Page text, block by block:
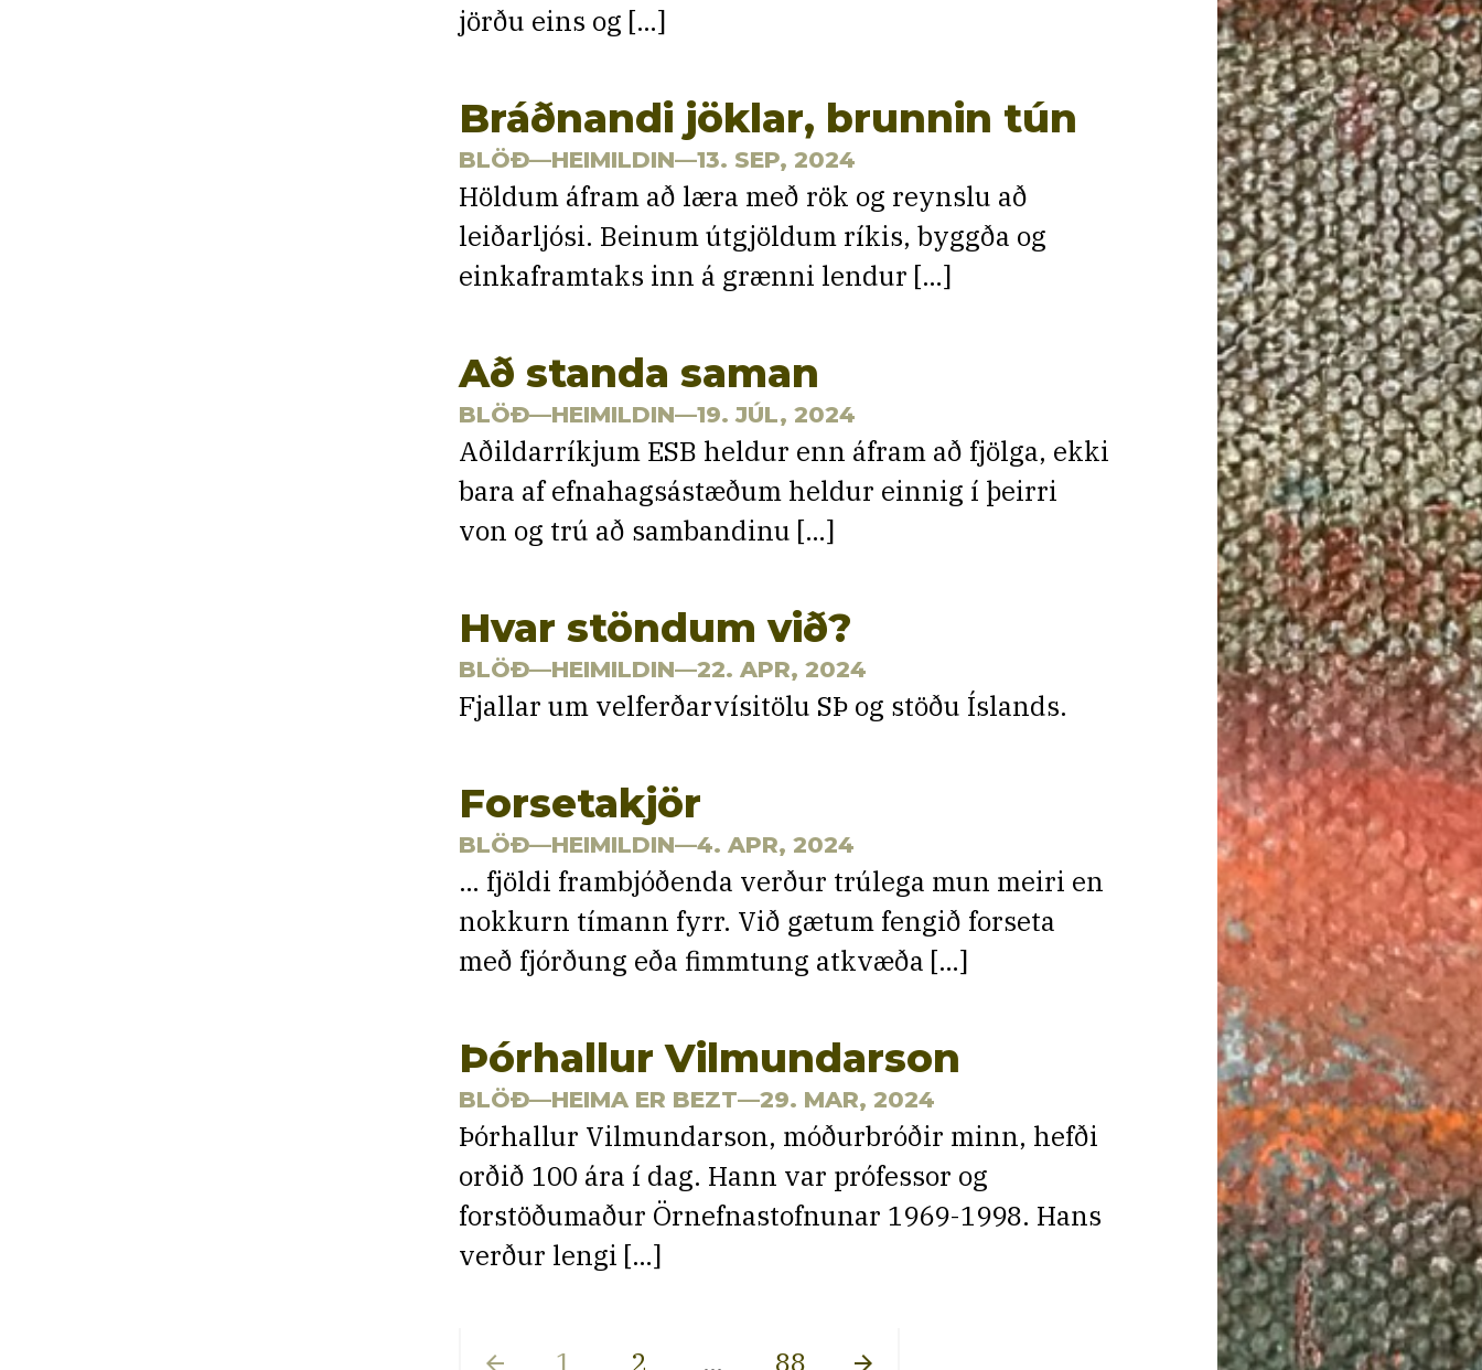
jörðu eins og […]
Bráðnandi jöklar, brunnin tún
BLÖÐ—HEIMILDIN—13. SEP, 2024
Höldum áfram að læra með rök og reynslu að
leiðarljósi. Beinum útgjöldum ríkis, byggða og
einkaframtaks inn á grænni lendur […]
Að standa saman
BLÖÐ—HEIMILDIN—19. JÚL, 2024
Að­ild­ar­ríkj­um ESB held­ur enn áfram að fjölga, ekki
bara af efna­hags­ástæð­um held­ur einnig í þeirri
von og trú að sam­band­inu […]
Hvar stöndum við?
BLÖÐ—HEIMILDIN—22. APR, 2024
Fjallar um velferðarvísitölu SÞ og stöðu Íslands.
Forsetakjör
BLÖÐ—HEIMILDIN—4. APR, 2024
… fjöldi frambjóðenda verður trúlega mun meiri en
nokkurn tímann fyrr. Við gætum fengið forseta
með fjórðung eða fimmtung atkvæða […]
Þórhallur Vilmundarson
BLÖÐ—HEIMA ER BEZT—29. MAR, 2024
Þórhallur Vilmundarson, móðurbróðir minn, hefði
orðið 100 ára í dag. Hann var prófessor og
forstöðumaður Örnefnastofnunar 1969-1998. Hans
verður lengi […]
Posts
arrow_back 1 2 … 88 arrow_forward